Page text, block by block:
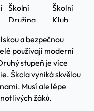
Školní
Družina
Školní
Klub
a bezpečnou
používají moderní
stupeň je více
Škola vyniká skvělou
Musí ale lépe
žáků.